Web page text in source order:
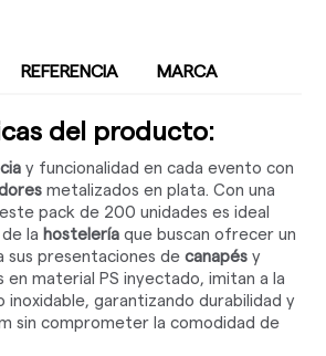
REFERENCIA MARCA
del producto:
y funcionalidad en cada evento con
metalizados en plata. Con una
pack de 200 unidades es ideal
la hostelería que buscan ofrecer un
sus presentaciones decanapés y
en material PS inyectado, imitan a la
garantizando durabilidad y
sin comprometer la comodidad de